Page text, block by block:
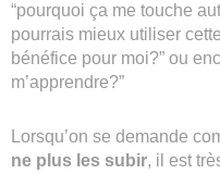
“pourquoi ça me touche
pourrais mieux utiliser
bénéfice pour moi?” ou
m’apprendre?”
Lorsqu’on se demande
ne plus les subir, il est